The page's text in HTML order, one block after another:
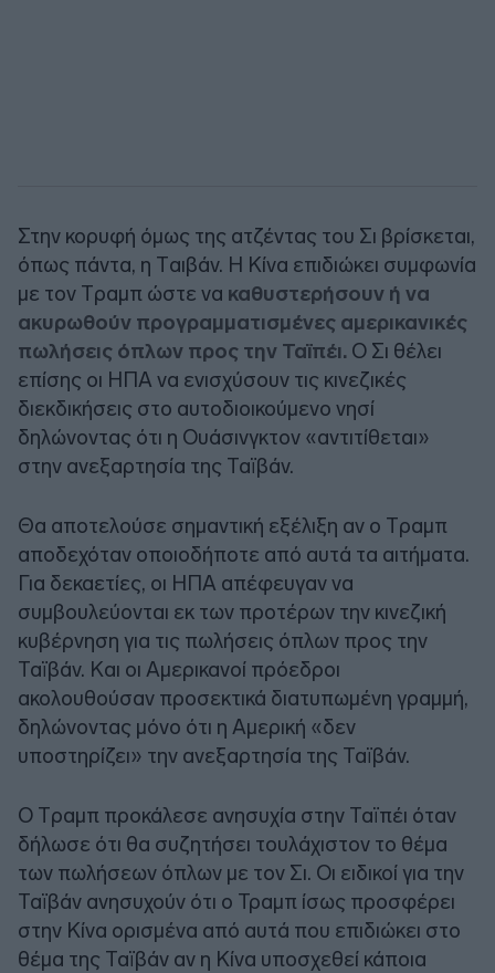
Στην κορυφή όμως της ατζέντας του Σι βρίσκεται,
όπως πάντα, η Tαιβάν. Η Κίνα επιδιώκει συμφωνία
με τον Tραμπ ώστε να καθυστερήσουν ή να
ακυρωθούν προγραμματισμένες αμερικανικές
πωλήσεις όπλων προς την Ταϊπέι. Ο Σι θέλει
επίσης οι ΗΠΑ να ενισχύσουν τις κινεζικές
διεκδικήσεις στο αυτοδιοικούμενο νησί
δηλώνοντας ότι η Ουάσινγκτον «αντιτίθεται»
στην ανεξαρτησία της Ταϊβάν.
Θα αποτελούσε σημαντική εξέλιξη αν ο Tραμπ
αποδεχόταν οποιοδήποτε από αυτά τα αιτήματα.
Για δεκαετίες, οι ΗΠΑ απέφευγαν να
συμβουλεύονται εκ των προτέρων την κινεζική
κυβέρνηση για τις πωλήσεις όπλων προς την
Ταϊβάν. Και οι Αμερικανοί πρόεδροι
ακολουθούσαν προσεκτικά διατυπωμένη γραμμή,
δηλώνοντας μόνο ότι η Αμερική «δεν
υποστηρίζει» την ανεξαρτησία της Ταϊβάν.
Ο Tραμπ προκάλεσε ανησυχία στην Ταϊπέι όταν
δήλωσε ότι θα συζητήσει τουλάχιστον το θέμα
των πωλήσεων όπλων με τον Σι. Οι ειδικοί για την
Ταϊβάν ανησυχούν ότι ο Τραμπ ίσως προσφέρει
στην Κίνα ορισμένα από αυτά που επιδιώκει στο
θέμα της Ταϊβάν αν η Κίνα υποσχεθεί κάποια